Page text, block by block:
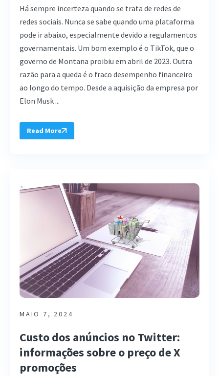
Há sempre incerteza quando se trata de redes de
redes sociais. Nunca se sabe quando uma plataforma
pode ir abaixo, especialmente devido a regulamentos
governamentais. Um bom exemplo é o TikTok, que o
governo de Montana proibiu em abril de 2023. Outra
razão para a queda é o fraco desempenho financeiro
ao longo do tempo. Desde a aquisição da empresa por
Elon Musk ...
Read More
MAIO 7, 2024
Custo dos anúncios no Twitter:
informações sobre o preço de X
promoções